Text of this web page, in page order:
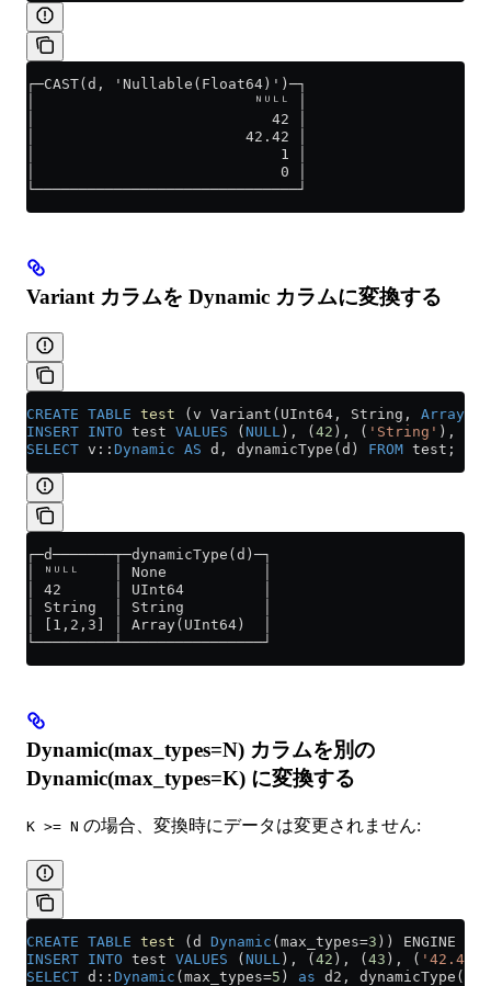
┌─CAST(d, 'Nullable(Float64)')─┐
│                         ᴺᵁᴸᴸ │
│                           42 │
│                        42.42 │
│                            1 │
│                            0 │
└──────────────────────────────┘
Variant カラムを Dynamic カラムに変換する
CREATE TABLE test (v Variant(UInt64, String, Array
INSERT INTO test VALUES ( NULL ), ( 42 ), ( 'String' ),
SELECT v:: Dynamic AS d, dynamicType(d) FROM test;
┌─d───────┬─dynamicType(d)─┐
│ ᴺᵁᴸᴸ    │ None           │
│ 42      │ UInt64         │
│ String  │ String         │
│ [1,2,3] │ Array(UInt64)  │
└─────────┴────────────────┘
Dynamic(max_types=N) カラムを別の
Dynamic(max_types=K) に変換する
K >= N の場合、変換時にデータは変更されません:
CREATE TABLE test (d Dynamic (max_types=3 )) ENGINE
INSERT INTO test VALUES (NULL ), (42 ), (43 ), ( '42.42'
SELECT d:: Dynamic (max_types=5 ) as d2,